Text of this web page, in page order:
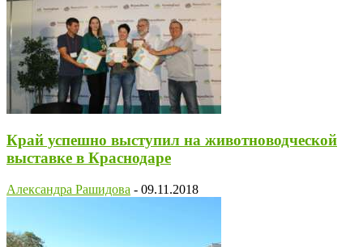
Край успешно выступил на животноводческой
выставке в Краснодаре
Александра Рашидова - 09.11.2018